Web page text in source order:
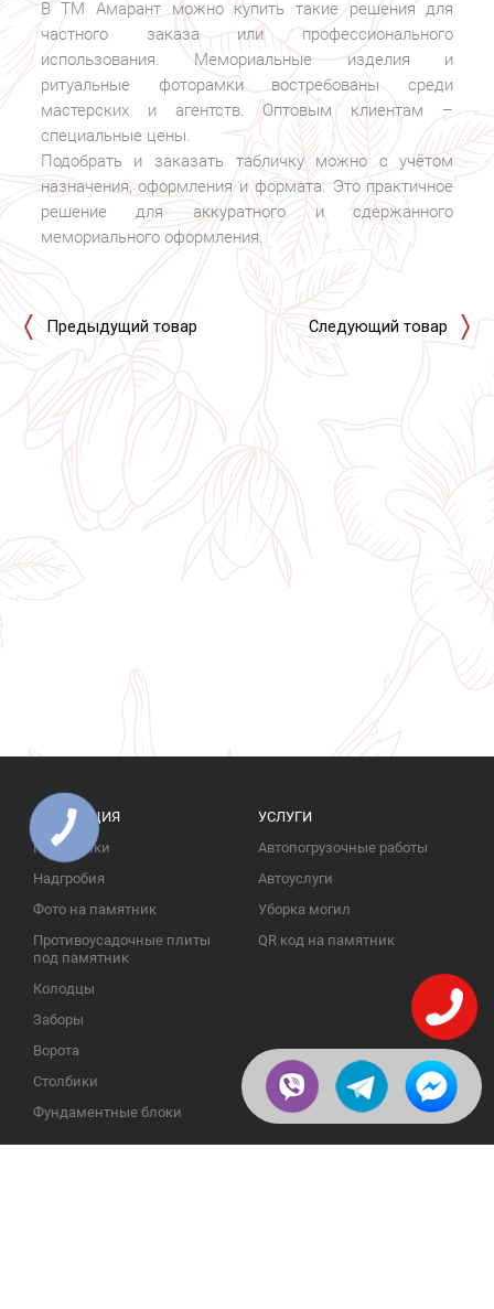
В ТМ Амарант можно купить такие решения для
частного заказа или профессионального
использования. Мемориальные изделия и
ритуальные фоторамки востребованы среди
мастерских и агентств. Оптовым клиентам –
специальные цены.
Подобрать и заказать табличку можно с учётом
назначения, оформления и формата. Это практичное
решение для аккуратного и сдержанного
мемориального оформления.
Предыдущий товар Следующий товар
ПРОДУКЦИЯ
Памятники
Надгробия
Фото на памятник
Противоусадочные плиты
под памятник
Колодцы
Заборы
Ворота
Столбики
Фундаментные блоки
УСЛУГИ
Автопогрузочные работы
Автоуслуги
Уборка могил
QR код на памятник